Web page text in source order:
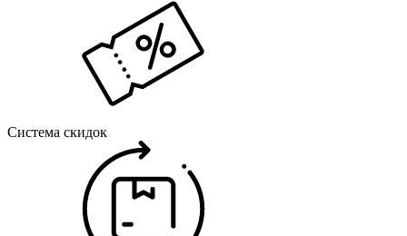
Система скидок